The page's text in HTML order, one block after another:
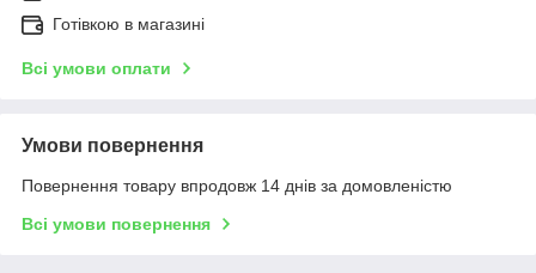
Готівкою в магазині
Всі умови оплати
Умови повернення
Повернення товару впродовж 14 днів за домовленістю
Всі умови повернення